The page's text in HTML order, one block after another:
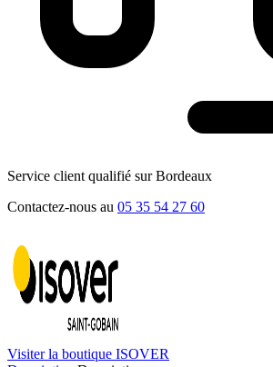
Service client qualifié sur Bordeaux
Contactez-nous au 05 35 54 27 60
Visiter la boutique ISOVER